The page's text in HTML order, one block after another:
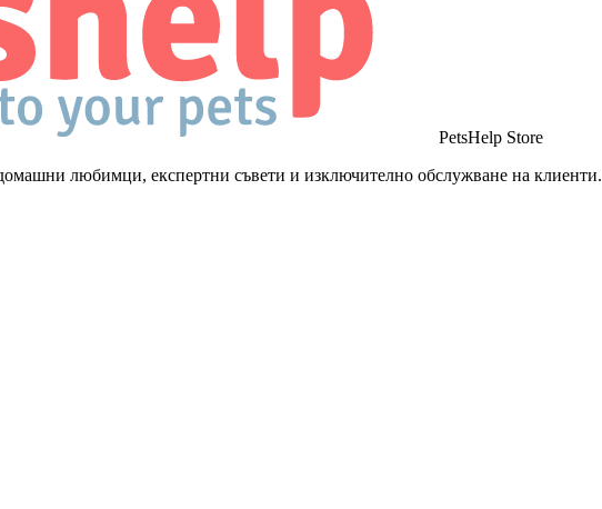
PetsHelp Store
любимци, експертни съвети и изключително обслужване на клиенти.